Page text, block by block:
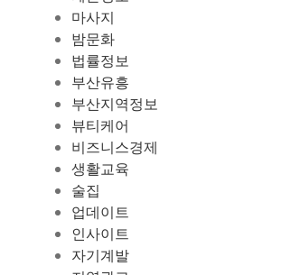
마사지
밤문화
법률정보
부산유흥
부산지역정보
뷰티케어
비즈니스경제
생활교육
술집
업데이트
인사이트
자기계발